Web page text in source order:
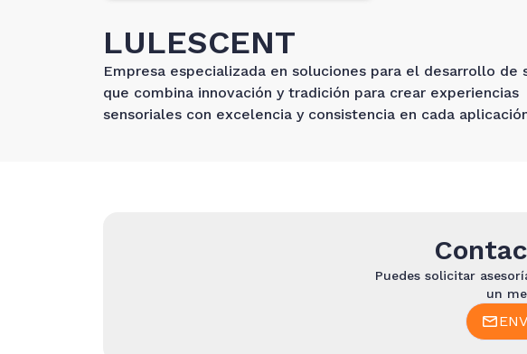
LULESCENT
Empresa especializada en soluciones para el desarrollo de
que combina innovación y tradición para crear experiencias
sensoriales con excelencia y consistencia en cada
Puedes solicitar
un